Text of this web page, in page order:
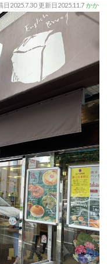
日 2025.7.30 更新日 2025.11.7 かか